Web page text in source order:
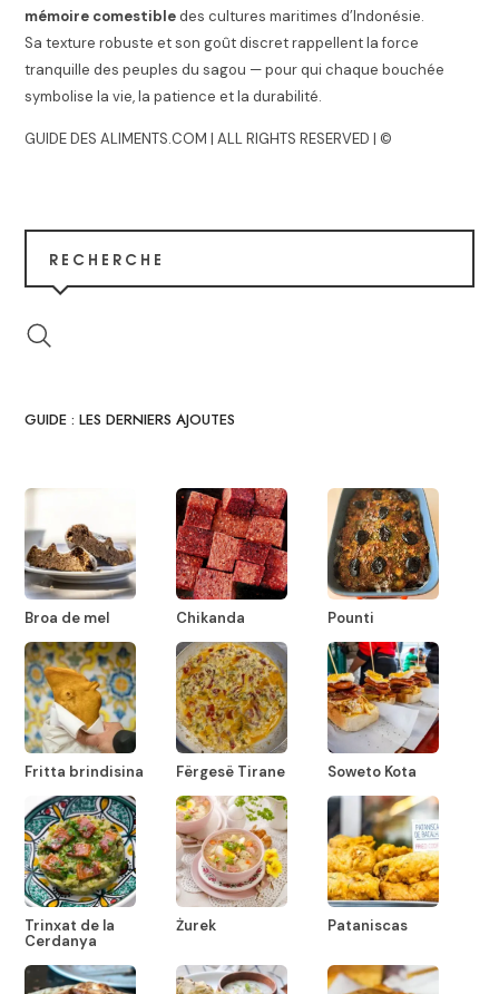
mémoire comestibledes cultures maritimes d’Indonésie.
Sa texture robuste et son goût discret rappellent la force
tranquille des peuples du sagou — pour qui chaque bouchée
symbolise la vie, la patience et la durabilité.
GUIDE DES ALIMENTS.COM | ALL RIGHTS RESERVED | ©
RECHERCHE
GUIDE : LES DERNIERS AJOUTES
Broa de mel Chikanda Pounti
Fritta brindisina Fërgesë Tirane Soweto Kota
Trinxat de la
Cerdanya
Żurek Pataniscas